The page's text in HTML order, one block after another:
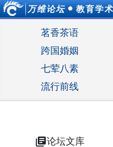
万维论坛 ● 教育学
茗香茶语
跨国婚姻
七荤八素
流行前线
library_books论坛文库